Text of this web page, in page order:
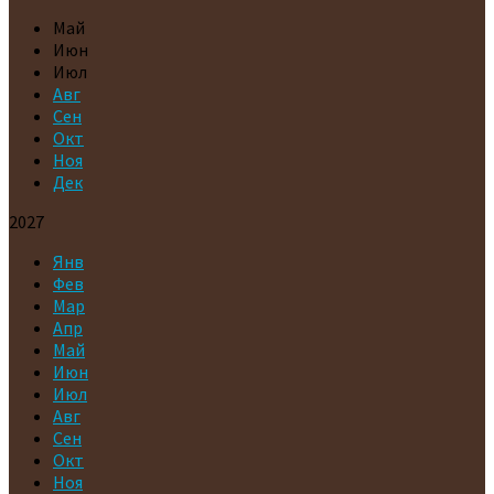
Май
Июн
Июл
Авг
Сен
Окт
Ноя
Дек
2027
Янв
Фев
Мар
Апр
Май
Июн
Июл
Авг
Сен
Окт
Ноя